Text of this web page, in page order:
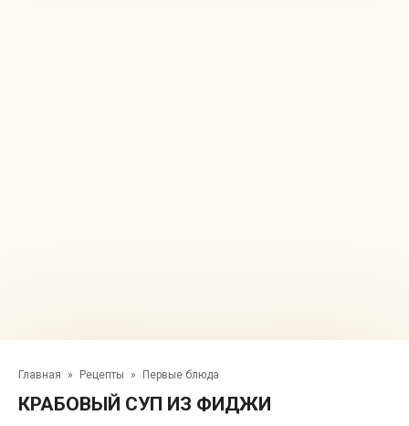
Главная » Рецепты » Первые блюда
КРАБОВЫЙ СУП ИЗ ФИДЖИ